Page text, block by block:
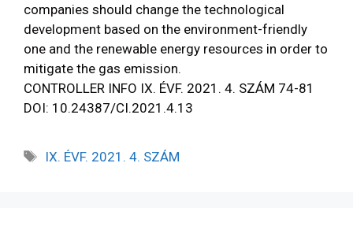
companies should change the technological
development based on the environment-friendly
one and the renewable energy resources in order to
mitigate the gas emission.
CONTROLLER INFO IX. ÉVF. 2021. 4. SZÁM 74-81
DOI: 10.24387/CI.2021.4.13
IX. ÉVF. 2021. 4. SZÁM